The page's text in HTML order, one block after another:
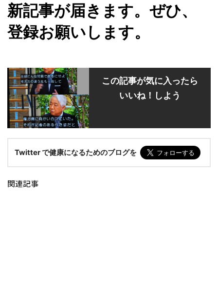
新記事が届きます。ぜひ、
登録お願いします。
この記事が気に入ったら
いいね！しよう
Twitter で健康になるためのブログを
関連記事